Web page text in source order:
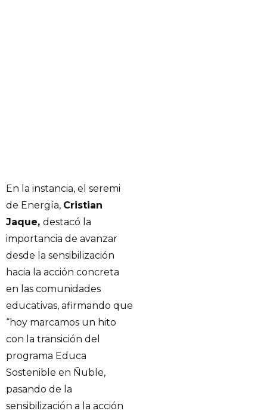
En la instancia, el seremi
de Energía, Cristian
Jaque, destacó la
importancia de avanzar
desde la sensibilización
hacia la acción concreta
en las comunidades
educativas, afirmando que
“hoy marcamos un hito
con la transición del
programa Educa
Sostenible en Ñuble,
pasando de la
sensibilización a la acción